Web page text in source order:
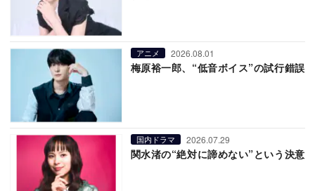
アニメ 2026.08.01
梅原裕一郎、“低音ボイス”の試行錯誤
国内ドラマ 2026.07.29
関水渚の“絶対に諦めない”という決意